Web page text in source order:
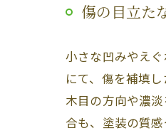
傷の目立た
小さな凹みやえ
にて、傷を補填
木目の方向や濃
合も、塗装の質